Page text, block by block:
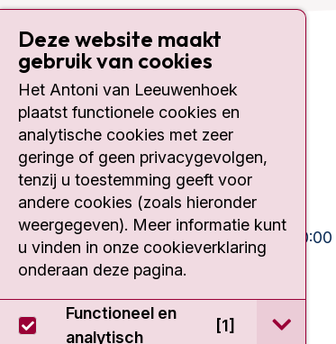
Contact
Plesmanlaan 121
1066 CX Amsterdam
020 512 9111
Bezoektijden
Ma-Vrij:
10:30 - 13:00 en 15:00 - 20:00
Weekend: 10:30 - 20:00
IC:
10:00 - 22:00
Deze website maakt
gebruik van cookies
Het Antoni van Leeuwenhoek
plaatst functionele cookies en
analytische cookies met zeer
geringe of geen privacygevolgen,
tenzij u toestemming geeft voor
andere cookies (zoals hieronder
weergegeven). Meer informatie kunt
u vinden in onze cookieverklaring
onderaan deze pagina.
Functioneel en
analytisch
[1] open /